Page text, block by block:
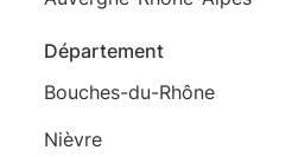
Département
Bouches-du-Rhône
Nièvre